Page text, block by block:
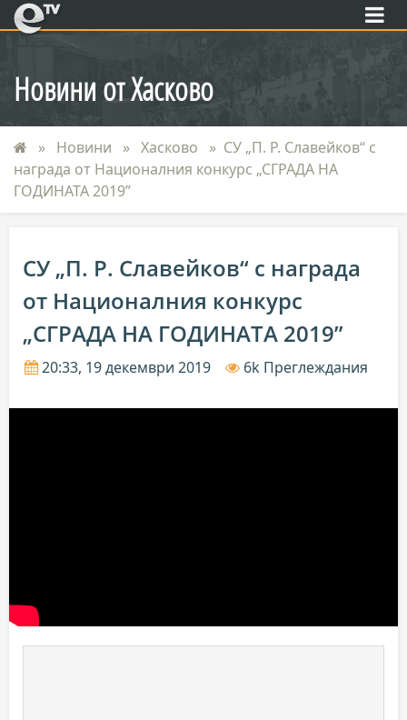
eTV
Новини от Хасково
Новини Хасково
СУ „П. Р. Славейков“ с
награда от Националния конкурс „СГРАДА НА
ГОДИНАТА 2019”
СУ „П. Р. Славейков“ с награда
от Националния конкурс
„СГРАДА НА ГОДИНАТА 2019”
20:33, 19 декември 2019 6k Преглеждания